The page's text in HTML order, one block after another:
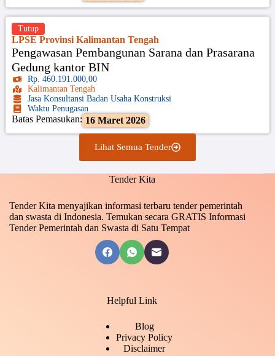
LPSE Provinsi Kalimantan Tengah
Pengawasan Pembangunan Sarana dan Prasarana
Gedung kantor BIN
Rp. 460.191.000,00
Kalimantan Tengah
Jasa Konsultansi Badan Usaha Konstruksi
Waktu Penugasan
Batas Pemasukan: 16 Maret 2026
Tutup
Lihat Semua Tender
Tender Kita
Tender Kita menyajikan informasi terbaru tender pemerintah
dan swasta di Indonesia. Temukan secara GRATIS Informasi
Tender Pemerintah dan Swasta di Satu Tempat
Helpful Link
Blog
Privacy Policy
Disclaimer